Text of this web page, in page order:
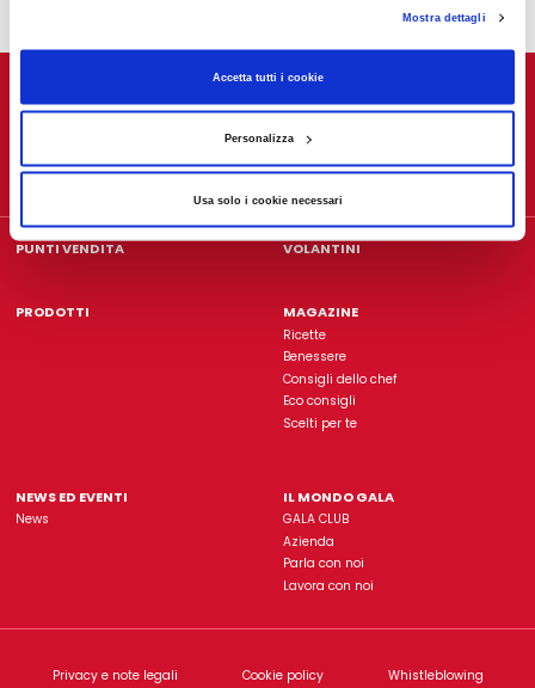
Mostra dettagli
Accetta tutti i cookie
Personalizza
Usa solo i cookie necessari
Gala è un'insegna di proprietà dell'azienda
ISCRIVITI ALLA NOSTRA NEWSLETTER
PRODOTTI MAGAZINE
Ricette
Benessere
Eco consigli